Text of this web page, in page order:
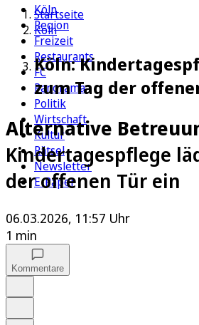
Köln
Region
Freizeit
Restaurants
FC
Panorama
Politik
Wirtschaft
Kultur
Rätsel
Newsletter
E-Paper
Startseite
Köln
Köln:
zum Tag der
Alternative
Kindertagespflege
der offenen Tür ein
06.03.2026, 11:57 Uhr
1 min
Kommentare